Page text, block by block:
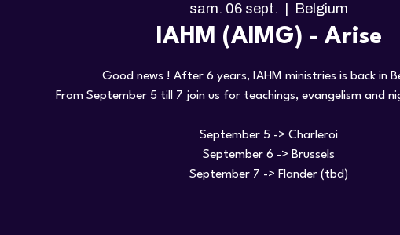
sam. 06 sept. Belgium
IAHM (AIMG) - Arise
Good news ! After 6 years, IAHM ministries is back in
From September 5 till 7 join us for teachings, evangelism and
September 5 -> Charleroi
September 6 -> Brussels